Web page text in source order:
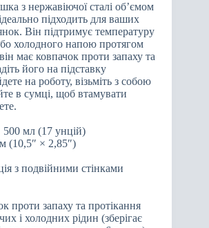
з нержавіючої сталі об’ємом
підходить для ваших
Він підтримує температуру
холодного напою протягом
має ковпачок проти запаху та
його на підставку
на роботу, візьміть з собою
в сумці, щоб втамувати
500 мл (17 унцій)
(10,5″ × 2,85″)
з подвійними стінками
проти запаху та протікання
і холодних рідин (зберігає